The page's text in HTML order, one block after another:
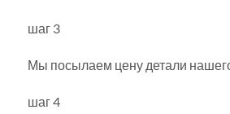
шаг 3
Мы посылаем цену детали
шаг 4